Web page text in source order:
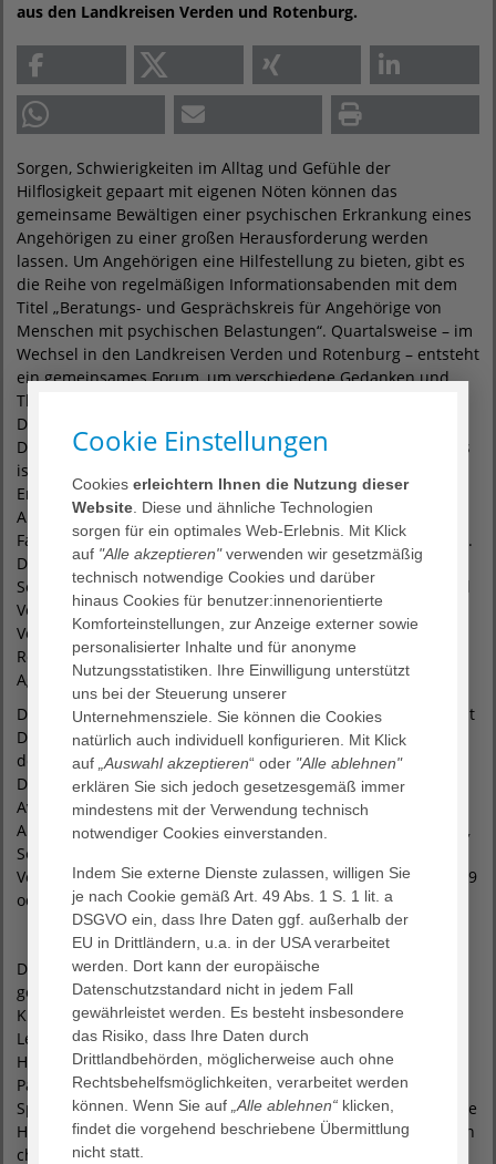
aus den Landkreisen Verden und Rotenburg.
Sorgen, Schwierigkeiten im Alltag und Gefühle der
Hilflosigkeit gepaart mit eigenen Nöten können das
gemeinsame Bewältigen einer psychischen Erkrankung eines
Angehörigen zu einer großen Herausforderung werden
lassen. Um Angehörigen eine Hilfestellung zu bieten, gibt es
die Reihe von regelmäßigen Informationsabenden mit dem
Titel „Beratungs- und Gesprächskreis für Angehörige von
Menschen mit psychischen Belastungen“. Quartalsweise – im
Wechsel in den Landkreisen Verden und Rotenburg – entsteht
ein gemeinsames Forum, um verschiedene Gedanken und
Themen zu besprechen, die Angehörige beschäftigen.
Darunter die Themen Selbsthilfe, Umgang mit Betroffenen,
Diagnosen und Erkrankungsbildern sowie Hilfsangeboten. Es
ist ausreichend Raum Fragen zu stellen, sich über ähnliche
Erfahrungen auszutauschen und neue Impulse zu erhalten.
Alles in einem vertraulichen Rahmen, begleitet durch
Fachpersonal der beteiligten Institutionen beider Landkreise.
Die Informationsabende sind eine Kooperation der
Sozialpsychiatrischen Dienste der Landkreise Rotenburg und
Verden, der Kontaktstelle für Selbsthilfe im Kirchenkreis
Verden, der ZISS – Zentrale Informationsstelle Selbsthilfe
Rotenburg und des Zentrums für Psychosoziale Medizin im
Agaplesion Diakonieklinikum Rotenburg.
Das nächste Treffen des Beratungs- und Gesprächskreises ist
Dienstag, 25. Februar, 18.00 bis 20.00 Uhr in der Bibliothek
des Zentrums für Psychosoziale Medizin am Agaplesion
Diakonieklinikum Rotenburg, Mutterhausgelände, Elise-
Averdieck-Str. 17 in Rotenburg. Die Teilnahme ist kostenlos.
Anmeldung bei ZISS – Zentrale Informationsstelle Selbsthilfe,
Selbsthilfekontaktstelle im Landkreis Rotenburg (Wümme),
Veronika Czech oder Verena Kimpel unter T (04261) 8 51 82 39
oder ziss-rotenburg@caritas-stade.com.
Das AGAPLESION DIAKONIEKLINIKUM ROTENBURG
gemeinnützige GmbH ist das größte konfessionelle
Krankenhaus in Niedersachsen und akademisches
Lehrkrankenhaus der Medizinischen Fakultät der Universität
Hamburg. Als Maximalversorger mit rund 215.000
Patientenkontakten im Jahr bietet es nahezu das gesamte
Spektrum moderner Krankenhausmedizin. Die fortschrittliche
Hochleistungsmedizin und die professionelle Pflege mit ihren
christlichen Wurzeln zeichnen das Haus aus. Das
Cookie Einstellungen
Cookieserleichtern Ihnen die Nutzung dieser
Website . Diese und ähnliche Technologien
sorgen für ein optimales Web-Erlebnis. Mit Klick
auf "Alle akzeptieren"verwenden wir gesetzmäßig
technisch notwendige Cookies und darüber
hinaus Cookies für benutzer:innenorientierte
Komforteinstellungen, zur Anzeige externer sowie
personalisierter Inhalte und für anonyme
Nutzungsstatistiken. Ihre Einwilligung unterstützt
uns bei der Steuerung unserer
Unternehmensziele. Sie können die Cookies
natürlich auch individuell konfigurieren. Mit Klick
auf „Auswahl akzeptieren“ oder "Alle ablehnen"
erklären Sie sich jedoch gesetzesgemäß immer
mindestens mit der Verwendung technisch
notwendiger Cookies einverstanden.
Indem Sie externe Dienste zulassen, willigen Sie
je nach Cookie gemäß Art. 49 Abs. 1 S. 1 lit. a
DSGVO ein, dass Ihre Daten ggf. außerhalb der
EU in Drittländern, u.a. in der USA verarbeitet
werden. Dort kann der europäische
Datenschutzstandard nicht in jedem Fall
gewährleistet werden. Es besteht insbesondere
das Risiko, dass Ihre Daten durch
Drittlandbehörden, möglicherweise auch ohne
Rechtsbehelfsmöglichkeiten, verarbeitet werden
können. Wenn Sie auf „Alle ablehnen“ klicken,
findet die vorgehend beschriebene Übermittlung
nicht statt.